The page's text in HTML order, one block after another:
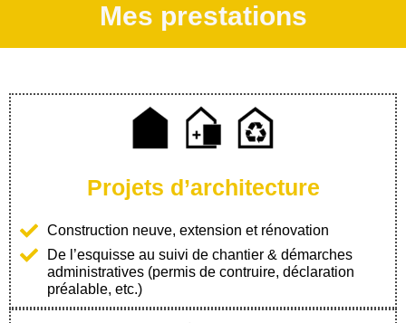
Mes prestations
Projets d’architecture
Construction neuve, extension et rénovation
De l’esquisse au suivi de chantier & démarches
administratives (permis de contruire, déclaration
préalable, etc.)